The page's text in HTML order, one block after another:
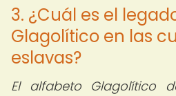
3. ¿Cuál es el
Glagolítico en las
eslavas?
El alfabeto Glagolítico